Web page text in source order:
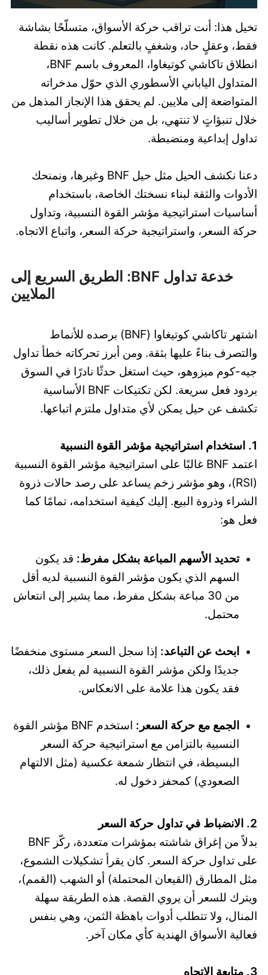
تخيل هذا: أنت تراقب حركة الأسواق، متسلّحًا بشاشة
فقط، وعقلٍ حاد، وشغفٍ بالتعلم. كانت هذه نقطة
انطلاق تاكاشي كوتيغاوا، المعروف باسم BNF،
المتداول الياباني الأسطوري الذي حوّل مدخراته
المتواضعة إلى ملايين. لم يحقق هذا الإنجاز المذهل من
خلال تنبؤاتٍ لا تنتهي، بل من خلال تطوير أساليب
تداول إبداعية ومنضبطة.
دعنا نكشف الحيل مثل حيل BNF وغيرها، ونمنحك
الأدوات والثقة لبناء نسختك الخاصة، باستخدام
أساسيات استراتيجية مؤشر القوة النسبية، وتداول
حركة السعر، واستراتيجية حركة السعر، واتباع الاتجاه.
خدعة تداول BNF: الطريق السريع إلى
الملايين
اشتهر تاكاشي كوتيغاوا (BNF) برصده للأنماط
والتصرف بناءً عليها بثقة. ومن أبرز تحركاته خطأ تداول
جيه-كوم ميزوهو، حيث استغل حدثًا نادرًا في السوق
بردود فعل سريعة. لكن تكتيكات BNF الأساسية
تكشف عن حيل يمكن لأي متداول ملتزم اتباعها.
1. استخدام استراتيجية مؤشر القوة النسبية
اعتمد BNF غالبًا على استراتيجية مؤشر القوة النسبية
(RSI)، وهو مؤشر زخم يساعد على رصد حالات ذروة
الشراء وذروة البيع. إليك كيفية استخدامه، تمامًا كما
فعل هو:
تحديد الأسهم المباعة بشكل مفرط: قد يكون
السهم الذي يكون مؤشر القوة النسبية لديه أقل
من 30 مباعة بشكل مفرط، مما يشير إلى انتعاش
محتمل.
ابحث عن التباعد: إذا سجل السعر مستوى منخفضًا
جديدًا ولكن مؤشر القوة النسبية لم يفعل ذلك،
فقد يكون هذا علامة على الانعكاس.
الجمع مع حركة السعر:
استخدم BNF مؤشر القوة
النسبية بالتزامن مع استراتيجية حركة السعر
البسيطة، في انتظار شمعة عكسية (مثل الالتهام
الصعودي) كمحفز دخول له.
2. الانضباط في تداول حركة السعر
بدلاً من إغراق شاشته بمؤشرات متعددة، ركّز BNF
على تداول حركة السعر. كان يقرأ تشكيلات الشموع،
مثل المطارق (القيعان المحتملة) أو الشهب (القمم)،
ويترك للسعر أن يروي القصة. هذه الطريقة سهلة
المنال، ولا تتطلب أدوات باهظة الثمن، وهي بنفس
فعالية الأسواق الهندية كأي مكان آخر.
3. متابعة الاتجاه